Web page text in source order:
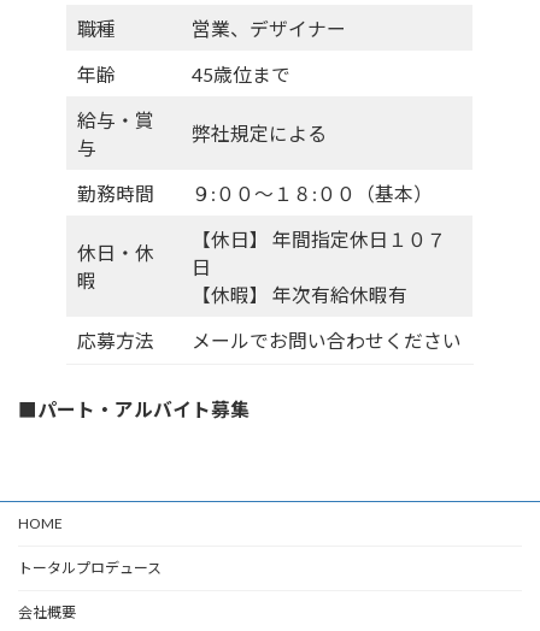
職種
営業、デザイナー
年齢
45歳位まで
給与・賞
与
弊社規定による
勤務時間 ９:００～１８:００（基本）
休日・休
暇
【休日】 年間指定休日１０７
日
【休暇】 年次有給休暇有
応募方法
メールでお問い合わせください
■パート・アルバイト募集
HOME
トータルプロデュース
会社概要